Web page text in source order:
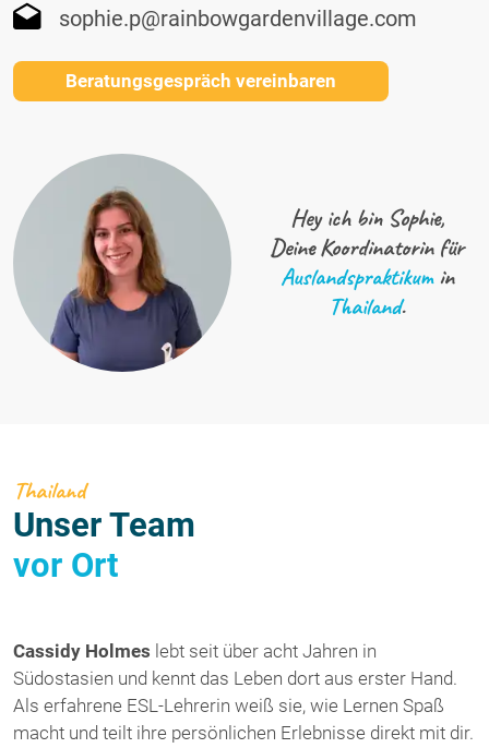
sophie.p@rainbowgardenvillage.com
Beratungsgespräch vereinbaren
Hey ich bin Sophie,
Deine Koordinatorin für
Auslandspraktikumin
Thailand.
Thailand
Unser Team
vor Ort
Cassidy Holmes lebt seit über acht Jahren in
Südostasien und kennt das Leben dort aus erster Hand.
Als erfahrene ESL-Lehrerin weiß sie, wie Lernen Spaß
macht und teilt ihre persönlichen Erlebnisse direkt mit dir.